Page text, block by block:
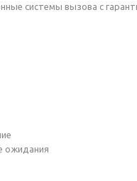
системы вызова с
ожидания